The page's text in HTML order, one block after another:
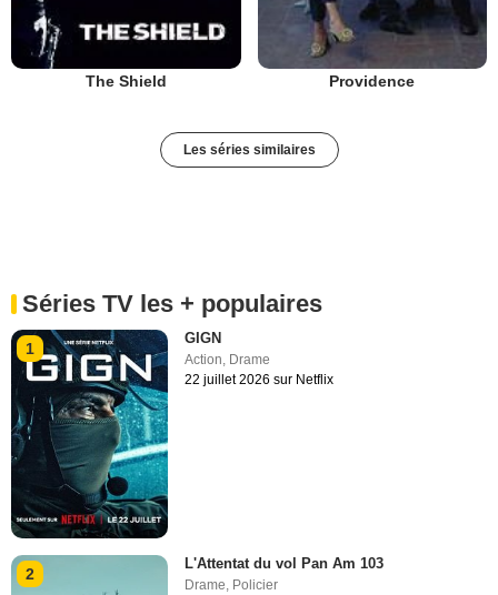
The Shield Providence
Les séries similaires
Séries TV les + populaires
1
GIGN
Action, Drame
22 juillet 2026 sur Netflix
2
L'Attentat du vol Pan Am 103
Drame, Policier